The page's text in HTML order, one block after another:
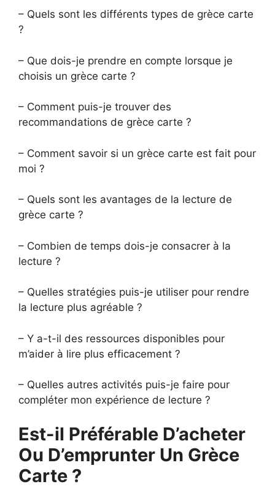
– Quels sont les différents types de grèce carte
?
– Que dois-je prendre en compte lorsque je
choisis un grèce carte ?
– Comment puis-je trouver des
recommandations de grèce carte ?
– Comment savoir si un grèce carte est fait pour
moi ?
– Quels sont les avantages de la lecture de
grèce carte ?
– Combien de temps dois-je consacrer à la
lecture ?
– Quelles stratégies puis-je utiliser pour rendre
la lecture plus agréable ?
– Y a-t-il des ressources disponibles pour
m’aider à lire plus efficacement ?
– Quelles autres activités puis-je faire pour
compléter mon expérience de lecture ?
Est-il Préférable D’acheter
Ou D’emprunter Un Grèce
Carte ?